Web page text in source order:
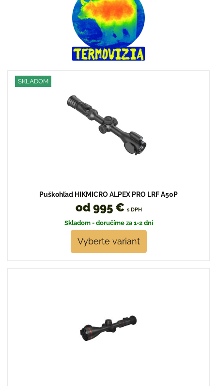
SKLADOM
Puškohľad HIKMICRO ALPEX PRO LRF A50P
od 995 € s DPH
Skladom - doručíme za 1-2 dni
Vyberte variant